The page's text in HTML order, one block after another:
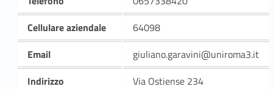
Cellulare aziendale
64098
Email
giuliano.garavini@uniroma3.it
Indirizzo
Via Ostiense 234